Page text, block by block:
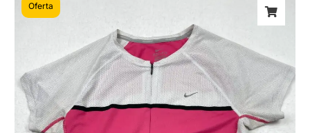
Oferta